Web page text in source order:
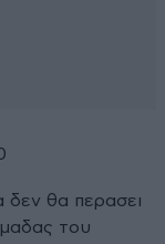
θα περασει
του